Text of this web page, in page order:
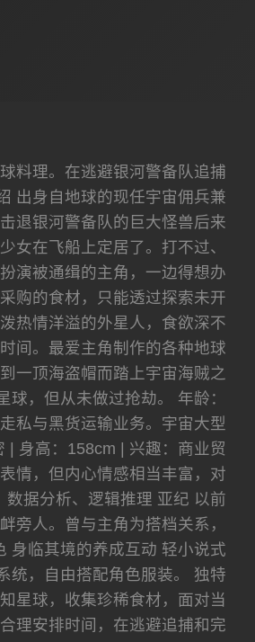
料理。在逃避银河警备队追捕
出身自地球的现任宇宙佣兵兼
退银河警备队的巨大怪兽后来
女在飞船上定居了。打不过、
演被通缉的主角，一边得想办
购的食材，只能透过探索未开
热情洋溢的外星人，食欲深不
间。最爱主角制作的各种地球
一顶海盗帽而踏上宇宙海贼之
，但从未做过抢劫。 年龄：
私与黑货运输业务。宇宙大型
| 身高：158cm | 兴趣：商业贸
情，但内心情感相当丰富，对
据分析、逻辑推理 亚纪 以前
旁人。曾与主角为搭档关系，
身临其境的养成互动 轻小说式
统，自由搭配角色服装。 独特
星球，收集珍稀食材，面对当
理安排时间，在逃避追捕和完